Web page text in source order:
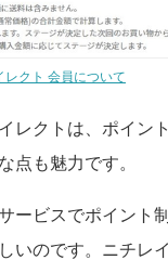
レクト 会員について
レクトは、ポイン
点も魅力です。
ービスでポイント
いのです。ニチレ